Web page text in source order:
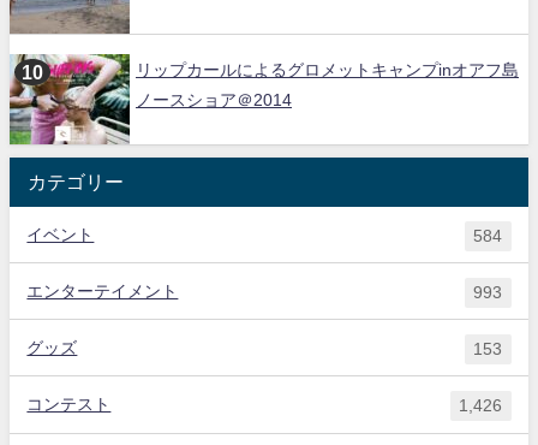
リップカールによるグロメットキャンプinオアフ島
ノースショア＠2014
カテゴリー
イベント 584
エンターテイメント 993
グッズ 153
コンテスト 1,426